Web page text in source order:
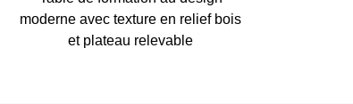
moderne avec texture en relief bois
et plateau relevable